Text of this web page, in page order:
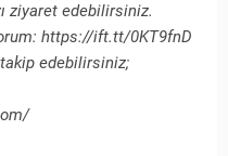
ziyaret edebilirsiniz.
https://ift.tt/0KT9fnD
takip edebilirsiniz;